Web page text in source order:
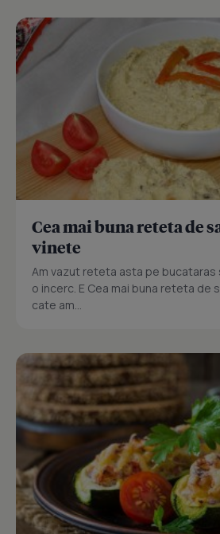
Cea mai buna reteta de
vinete
Am vazut reteta asta pe bucataras
o incerc. E Cea mai buna reteta de
cate am...